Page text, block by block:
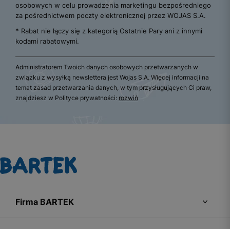
osobowych w celu prowadzenia marketingu bezpośredniego
za pośrednictwem poczty elektronicznej przez WOJAS S.A.
* Rabat nie łączy się z kategorią Ostatnie Pary ani z innymi
kodami rabatowymi.
Administratorem Twoich danych osobowych przetwarzanych w
związku z wysyłką newslettera jest Wojas S.A. Więcej informacji na
temat zasad przetwarzania danych, w tym przysługujących Ci praw,
znajdziesz w Polityce prywatności: rozwiń
Firma BARTEK